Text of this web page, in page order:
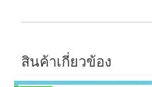
สินค้าเกี่ยวข้อง